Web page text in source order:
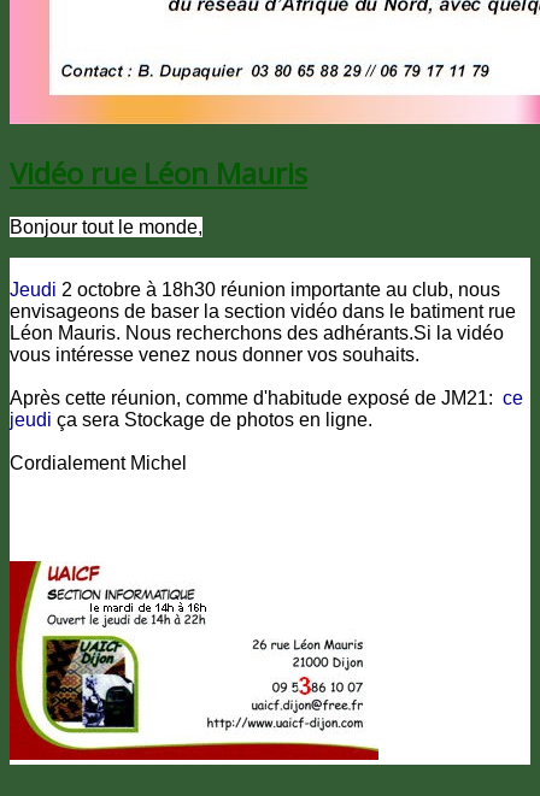
Vidéo rue Léon Mauris
Bonjour tout le monde,
Jeudi 2 octobre à 18h30 réunion importante au club, nous
envisageons de baser la section vidéo dans le batiment rue
Léon Mauris. Nous recherchons des adhérants.Si la vidéo
vous intéresse venez nous donner vos souhaits.
Après cette réunion, comme d'habitude exposé de JM21: ce
jeudi ça sera Stockage de photos en ligne.
Cordialement Michel